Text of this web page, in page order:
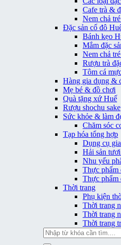
Cafe trà &
Nem chả
Đặc sản cố đô
Bánh kẹo
Mắm đặc
Nem chả
Rượu trà
Tôm cá
Hàng gia dụng &
Mẹ bé & đồ chơi
Quà tặng xứ Huế
Rượu shochu sake
Sức khỏe & làm
Chăm sóc
Tạp hóa tổng hợp
Dụng cụ
Hải sản
Nhu yếu
Thực phẩm
Thực phẩm
Thời trang
Phụ kiện
Thời trang
Thời trang
Thời trang
Tìm
kiếm: